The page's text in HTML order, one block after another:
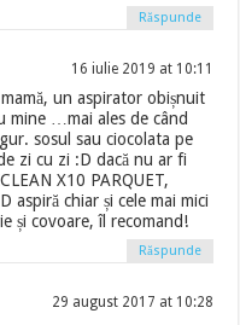
Răspunde
16 iulie 2019 at 10:11
un aspirator obișnuit
mine …mai ales de când
sosul sau ciocolata pe
zi cu zi :D dacă nu ar fi
X10 PARQUET,
aspiră chiar și cele mai mici
și covoare, îl recomand!
Răspunde
29 august 2017 at 10:28